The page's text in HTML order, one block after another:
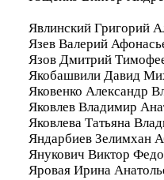
Явлинский Григорий
Язев Валерий
Язов Дмитрий
Якобашвили Давид
Яковенко Александр
Яковлев Владимир
Яковлева Татьяна
Яндарбиев Зелимхан
Янукович Виктор
Яровая Ирина